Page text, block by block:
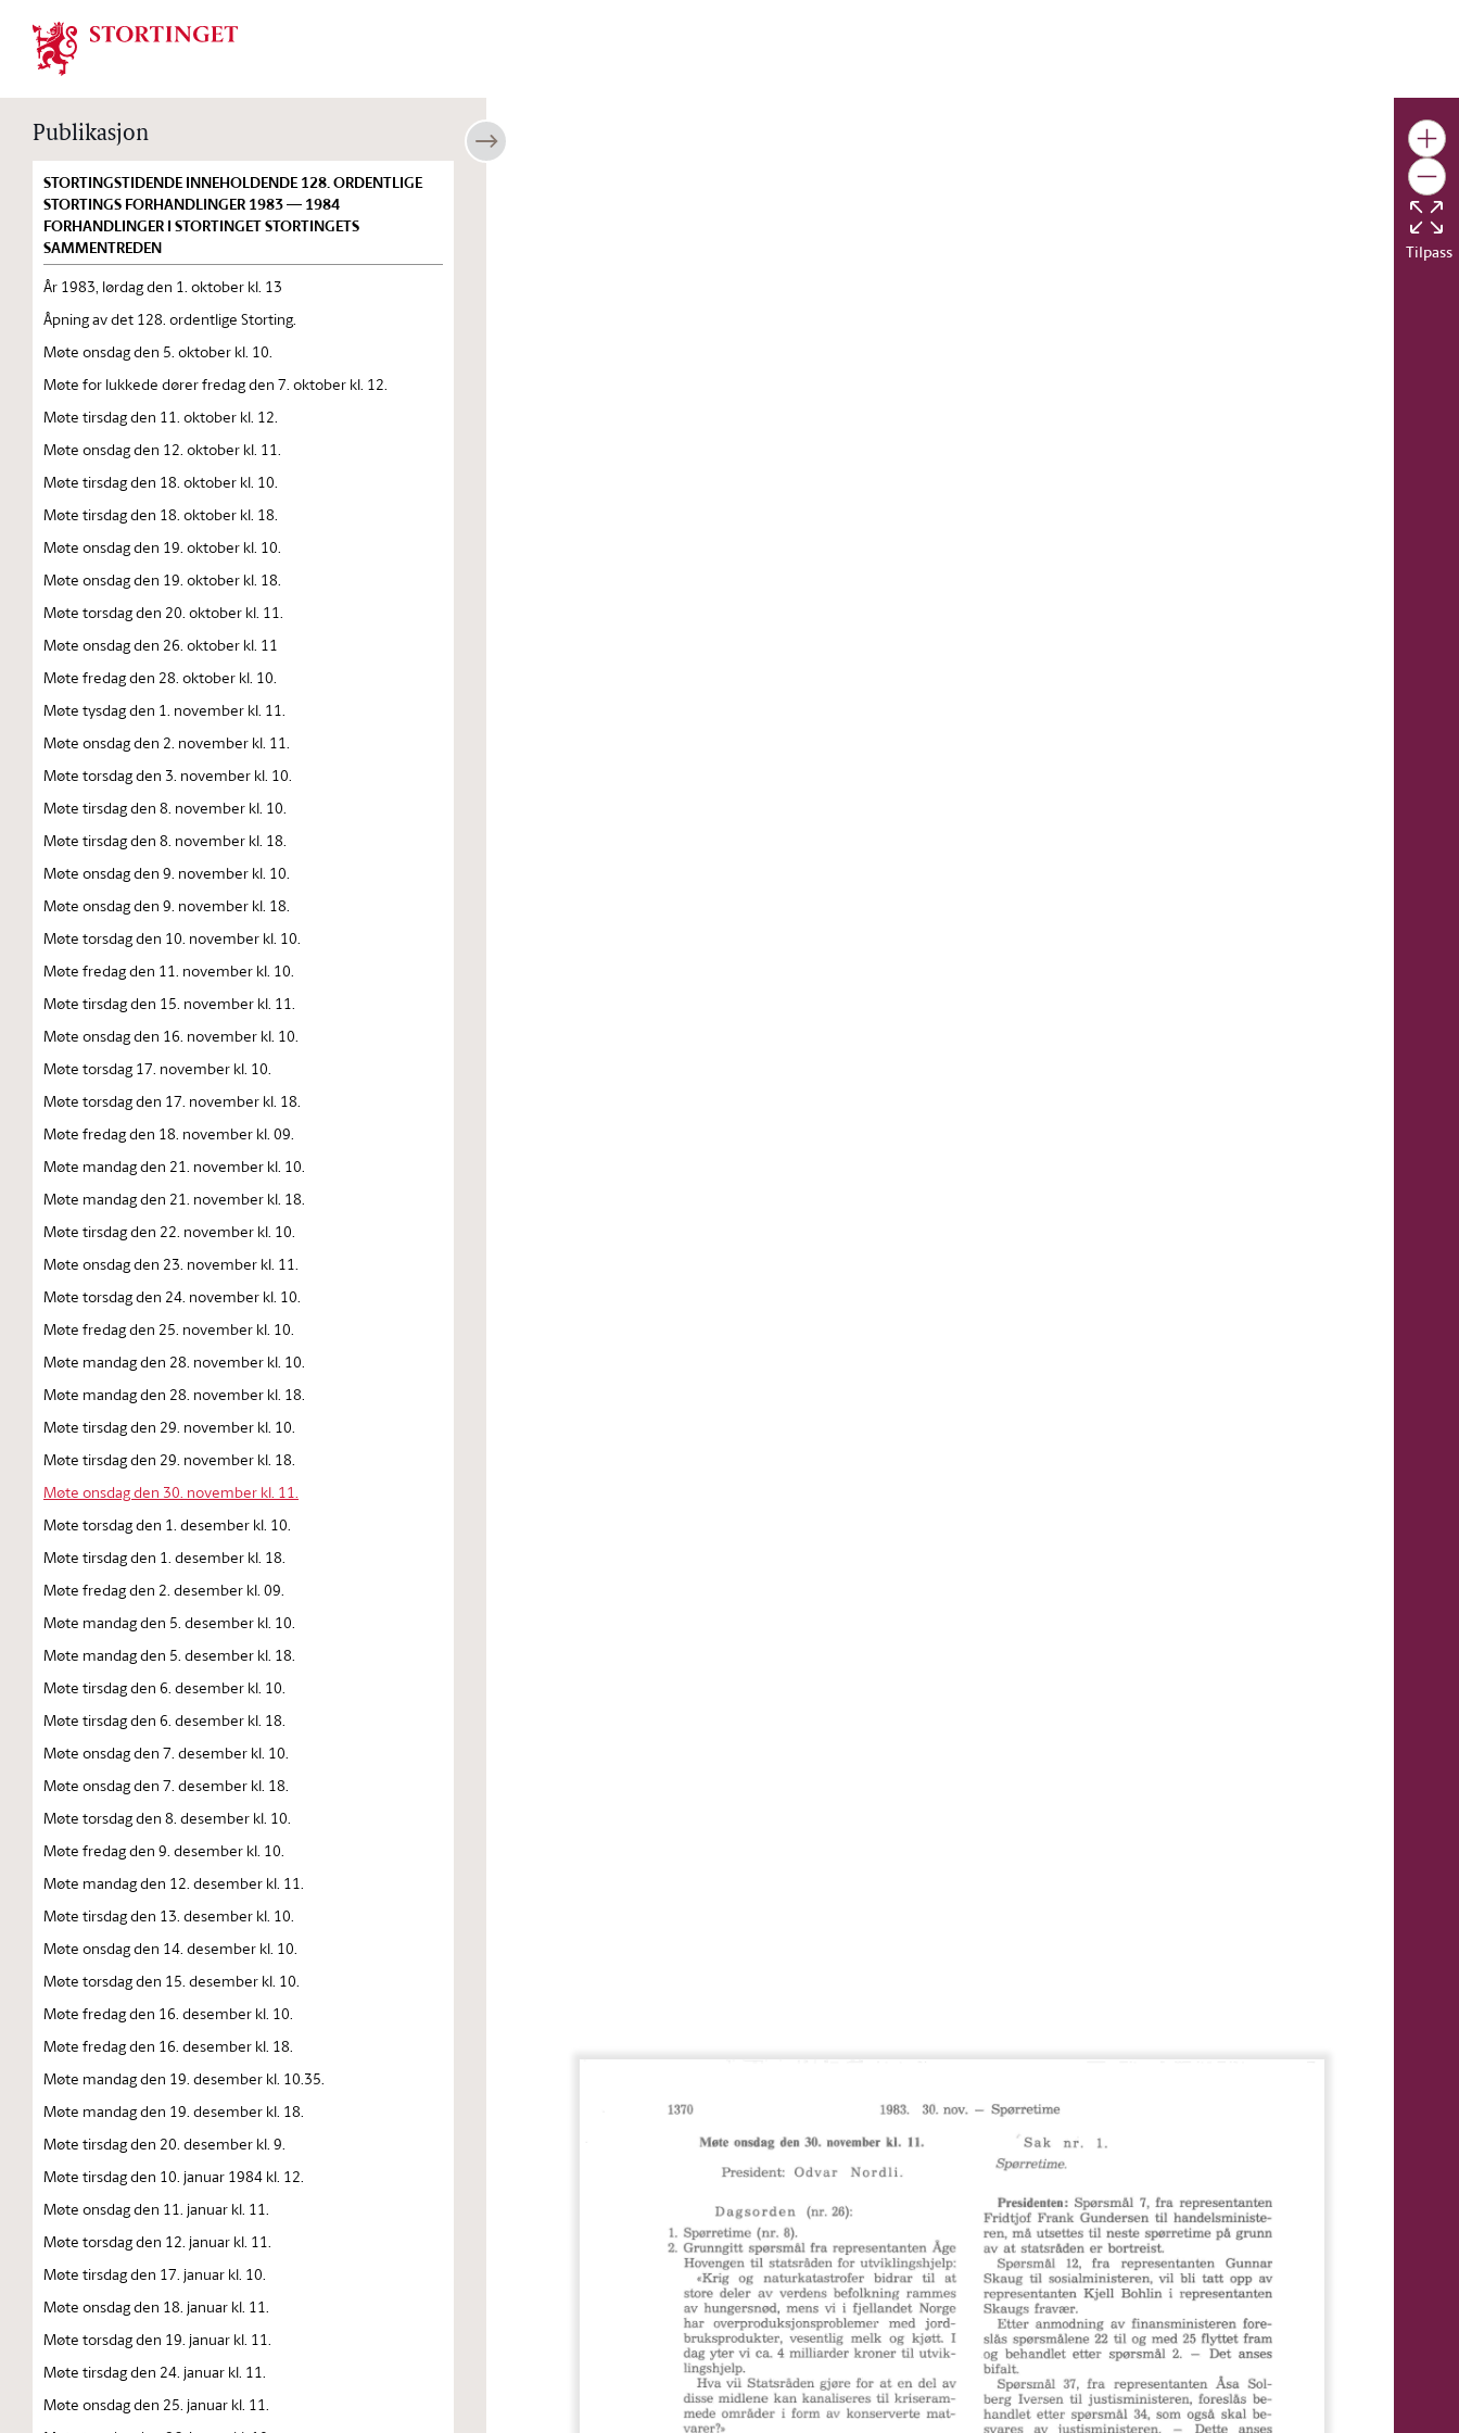
Stortinget.no
Publikasjon
STORTINGSTIDENDE INNEHOLDENDE 128. ORDENTLIGE
STORTINGS FORHANDLINGER 1983 — 1984
FORHANDLINGER I STORTINGET STORTINGETS
SAMMENTREDEN
År 1983, lørdag den 1. oktober kl. 13
Åpning av det 128. ordentlige Storting.
Møte onsdag den 5. oktober kl. 10.
Møte for lukkede dører fredag den 7. oktober kl. 12.
Møte tirsdag den 11. oktober kl. 12.
Møte onsdag den 12. oktober kl. 11.
Møte tirsdag den 18. oktober kl. 10.
Møte tirsdag den 18. oktober kl. 18.
Møte onsdag den 19. oktober kl. 10.
Møte onsdag den 19. oktober kl. 18.
Møte torsdag den 20. oktober kl. 11.
Møte onsdag den 26. oktober kl. 11
Møte fredag den 28. oktober kl. 10.
Møte tysdag den 1. november kl. 11.
Møte onsdag den 2. november kl. 11.
Møte torsdag den 3. november kl. 10.
Møte tirsdag den 8. november kl. 10.
Møte tirsdag den 8. november kl. 18.
Møte onsdag den 9. november kl. 10.
Møte onsdag den 9. november kl. 18.
Møte torsdag den 10. november kl. 10.
Møte fredag den 11. november kl. 10.
Møte tirsdag den 15. november kl. 11.
Møte onsdag den 16. november kl. 10.
Møte torsdag 17. november kl. 10.
Møte torsdag den 17. november kl. 18.
Møte fredag den 18. november kl. 09.
Møte mandag den 21. november kl. 10.
Møte mandag den 21. november kl. 18.
Møte tirsdag den 22. november kl. 10.
Møte onsdag den 23. november kl. 11.
Møte torsdag den 24. november kl. 10.
Møte fredag den 25. november kl. 10.
Møte mandag den 28. november kl. 10.
Møte mandag den 28. november kl. 18.
Møte tirsdag den 29. november kl. 10.
Møte tirsdag den 29. november kl. 18.
Møte onsdag den 30. november kl. 11.
Møte torsdag den 1. desember kl. 10.
Møte tirsdag den 1. desember kl. 18.
Møte fredag den 2. desember kl. 09.
Møte mandag den 5. desember kl. 10.
Møte mandag den 5. desember kl. 18.
Møte tirsdag den 6. desember kl. 10.
Møte tirsdag den 6. desember kl. 18.
Møte onsdag den 7. desember kl. 10.
Møte onsdag den 7. desember kl. 18.
Møte torsdag den 8. desember kl. 10.
Møte fredag den 9. desember kl. 10.
Møte mandag den 12. desember kl. 11.
Møte tirsdag den 13. desember kl. 10.
Møte onsdag den 14. desember kl. 10.
Møte torsdag den 15. desember kl. 10.
Møte fredag den 16. desember kl. 10.
Møte fredag den 16. desember kl. 18.
Møte mandag den 19. desember kl. 10.35.
Møte mandag den 19. desember kl. 18.
Møte tirsdag den 20. desember kl. 9.
Møte tirsdag den 10. januar 1984 kl. 12.
Møte onsdag den 11. januar kl. 11.
Møte torsdag den 12. januar kl. 11.
Møte tirsdag den 17. januar kl. 10.
Møte onsdag den 18. januar kl. 11.
Møte torsdag den 19. januar kl. 11.
Møte tirsdag den 24. januar kl. 11.
Møte onsdag den 25. januar kl. 11.